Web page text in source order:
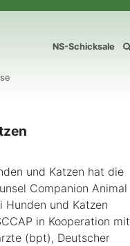
NS-Schicksale
und Katzen hat die
Companion Animal
und Katzen
in Kooperation mit
(bpt), Deutscher